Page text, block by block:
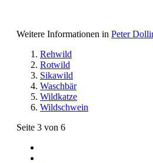
Weitere Informationen in Peter
Rehwild
Rotwild
Sikawild
Waschbär
Wildkatze
Wildschwein
Seite 3 von 6